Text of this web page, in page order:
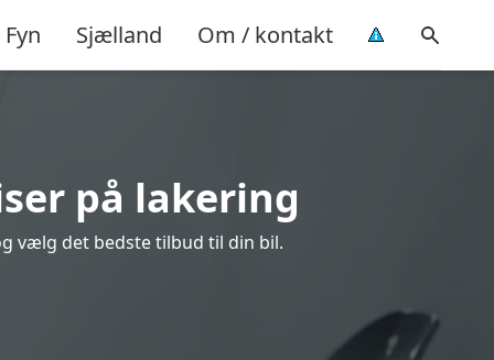
Fyn Sjælland Om / kontakt
på lakering
vælg det bedste tilbud til din bil.